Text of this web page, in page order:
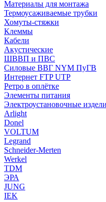
Материалы для монтажа
Термоусаживаемые трубки
Хомуты-стяжки
Клеммы
Кабели
Акустические
ШВВП и ПВС
Силовые ВВГ NYM ПуГВ
Интернет FTP UTP
Ретро в оплётке
Элементы питания
Электроустановочные
Arlight
Donel
VOLTUM
Legrand
Schneider-Merten
Werkel
TDM
ЭРА
JUNG
IEK